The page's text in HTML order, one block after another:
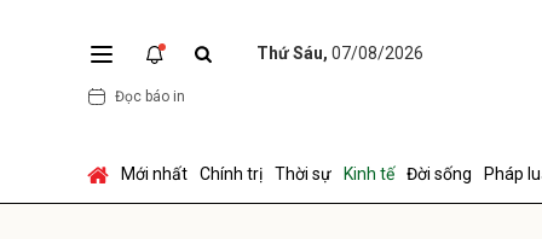
Thứ Sáu, 07/08/2026
Đọc báo in
Mới nhất Chính trị Thời sự Kinh tế Đời sống Pháp